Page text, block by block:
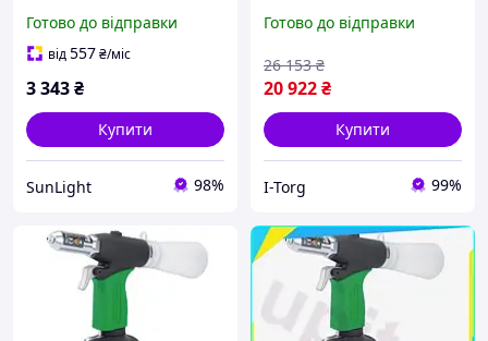
AIRKRAFT AT-6017 санлайт
Готово до відправки
від557₴/міс
3 343₴
Купити
SunLight 98%
TOPTUL 3.0-6.4 мм
Готово до відправки
20 922₴
26 153 ₴
Купити
I-Torg 99%